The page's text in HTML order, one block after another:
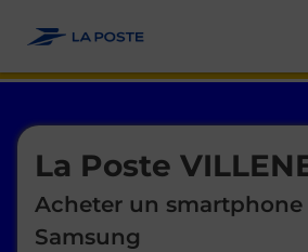
La Poste
Acheter un smartphone
Samsung
Le lien s'ouvre dans un nouvel onglet